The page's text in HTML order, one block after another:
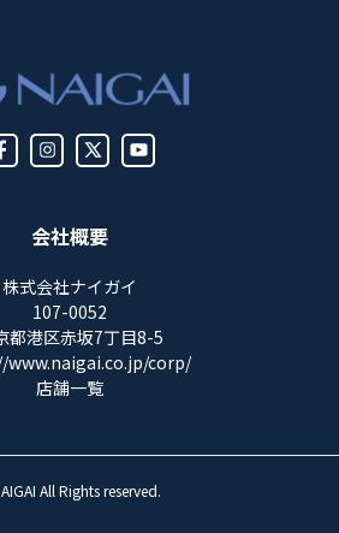
会社概要
株式会社ナイガイ
107-0052
都港区赤坂7丁目8-5
www.naigai.co.jp/corp/
店舗一覧
All Rights reserved.